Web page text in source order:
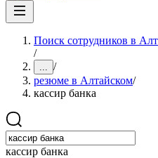
Поиск сотрудников в
/
... /
резюме в Алтайском/
кассир банка
кассир банка